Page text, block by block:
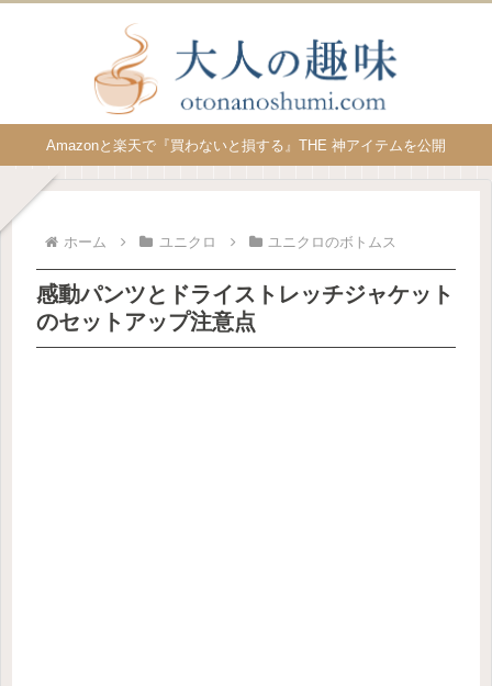
Amazonと楽天で『買わないと損する』THE 神アイテムを公開
ホーム ユニクロ ユニクロのボトムス
感動パンツとドライストレッチジャケット
のセットアップ注意点